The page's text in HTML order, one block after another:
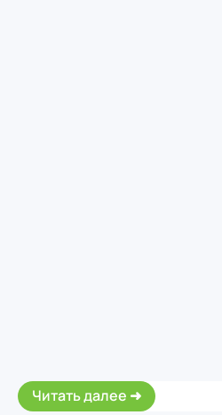
Читать далее